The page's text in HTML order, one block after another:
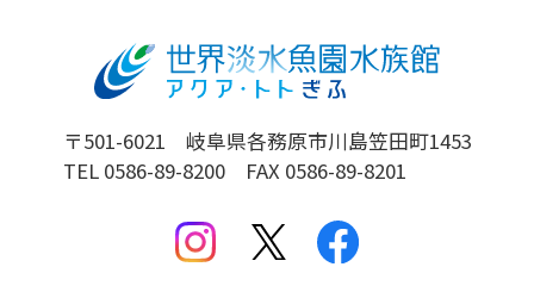
〒501-6021 岐阜県各務原市川島笠田町1453
TEL 0586-89-8200 FAX 0586-89-8201